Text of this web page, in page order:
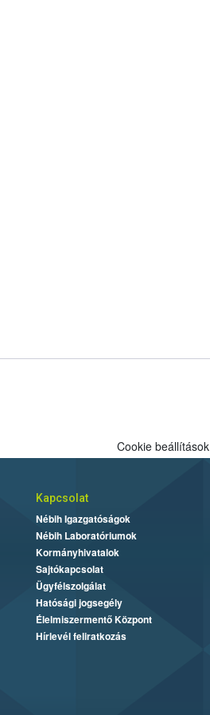
Cookie beállítások
Kapcsolat
Nébih Igazgatóságok
Nébih Laboratóriumok
Kormányhivatalok
Sajtókapcsolat
Ügyfélszolgálat
Hatósági jogsegély
Élelmiszermentő Központ
Hírlevél feliratkozás